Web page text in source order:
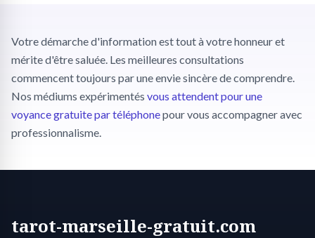
Votre démarche d'information est tout à votre honneur et
mérite d'être saluée. Les meilleures consultations
commencent toujours par une envie sincère de comprendre.
Nos médiums expérimentés vous attendent pour une
voyance gratuite par téléphonepour vous accompagner avec
professionnalisme.
tarot-marseille-gratuit.com